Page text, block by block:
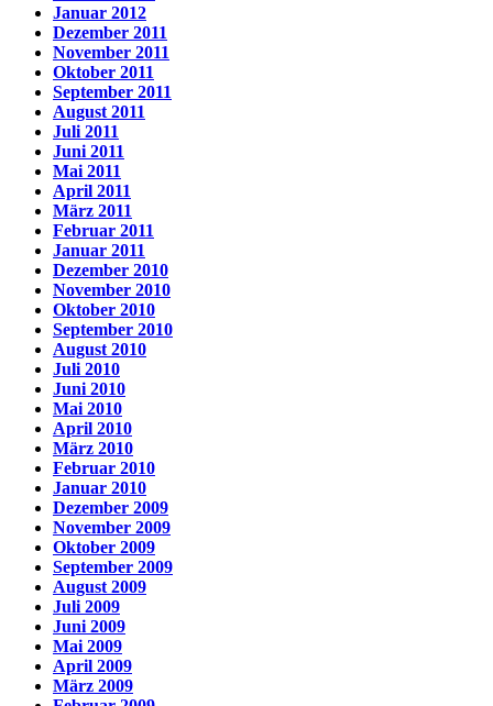
Januar 2012
Dezember 2011
November 2011
Oktober 2011
September 2011
August 2011
Juli 2011
Juni 2011
Mai 2011
April 2011
März 2011
Februar 2011
Januar 2011
Dezember 2010
November 2010
Oktober 2010
September 2010
August 2010
Juli 2010
Juni 2010
Mai 2010
April 2010
März 2010
Februar 2010
Januar 2010
Dezember 2009
November 2009
Oktober 2009
September 2009
August 2009
Juli 2009
Juni 2009
Mai 2009
April 2009
März 2009